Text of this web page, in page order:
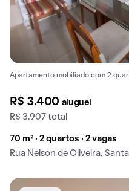
Apartamento mobiliado com 2
R$ 3.400 aluguel
R$ 3.907 total
70 m² · 2 quartos · 2 vagas
Rua Nelson de Oliveira,